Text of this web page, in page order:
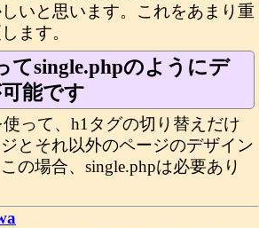
いと思います。これをあまり重
ます。
てsingle.phpのようにデ
能です
使って、h1タグの切り替えだけ
とそれ以外のページのデザイン
の場合、single.phpは必要あり